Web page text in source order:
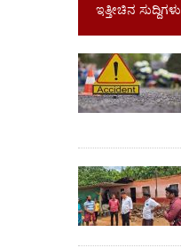
ಇತ್ತೀಚಿನ ಸುದ್ದಿಗಳು